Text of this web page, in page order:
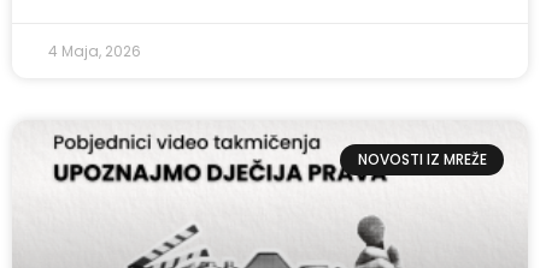
4 Maja, 2026
NOVOSTI IZ MREŽE